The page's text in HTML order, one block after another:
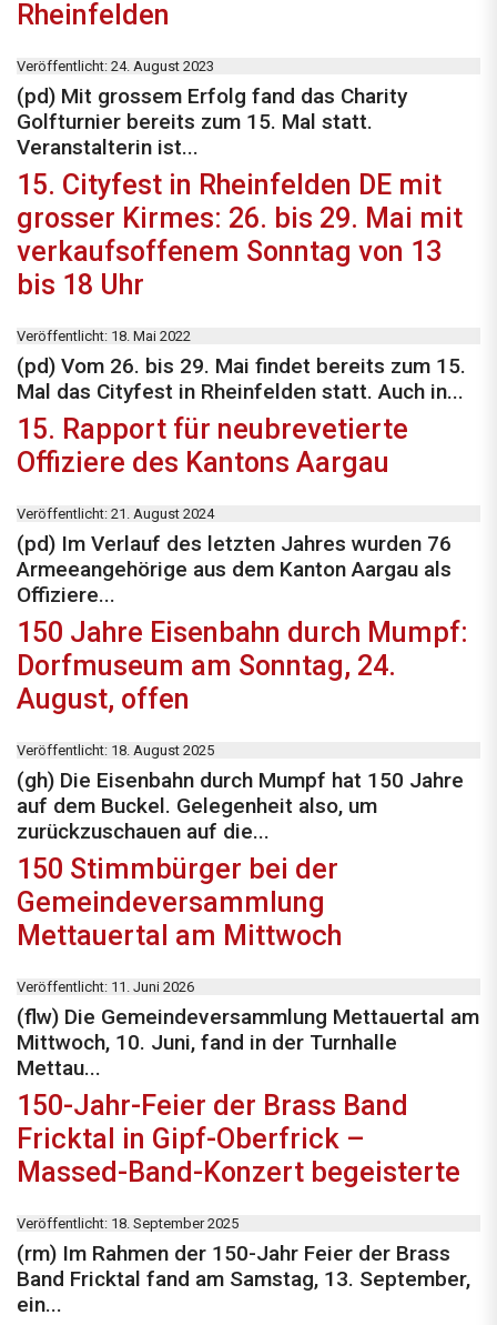
Rheinfelden
Veröffentlicht: 24. August 2023
(pd) Mit grossem Erfolg fand das Charity
Golfturnier bereits zum 15. Mal statt.
Veranstalterin ist...
15. Cityfest in Rheinfelden DE mit
grosser Kirmes: 26. bis 29. Mai mit
verkaufsoffenem Sonntag von 13
bis 18 Uhr
Veröffentlicht: 18. Mai 2022
(pd) Vom 26. bis 29. Mai findet bereits zum 15.
Mal das Cityfest in Rheinfelden statt. Auch in...
15. Rapport für neubrevetierte
Offiziere des Kantons Aargau
Veröffentlicht: 21. August 2024
(pd) Im Verlauf des letzten Jahres wurden 76
Armeeangehörige aus dem Kanton Aargau als
Offiziere...
150 Jahre Eisenbahn durch Mumpf:
Dorfmuseum am Sonntag, 24.
August, offen
Veröffentlicht: 18. August 2025
(gh) Die Eisenbahn durch Mumpf hat 150 Jahre
auf dem Buckel. Gelegenheit also, um
zurückzuschauen auf die...
150 Stimmbürger bei der
Gemeindeversammlung
Mettauertal am Mittwoch
Veröffentlicht: 11. Juni 2026
(flw) Die Gemeindeversammlung Mettauertal am
Mittwoch, 10. Juni, fand in der Turnhalle
Mettau...
150-Jahr-Feier der Brass Band
Fricktal in Gipf-Oberfrick –
Massed-Band-Konzert begeisterte
Veröffentlicht: 18. September 2025
(rm) Im Rahmen der 150-Jahr Feier der Brass
Band Fricktal fand am Samstag, 13. September,
ein...